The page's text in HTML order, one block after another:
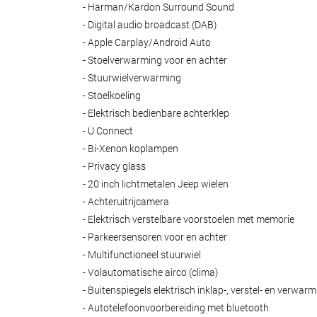
- Harman/Kardon Surround Sound
- Digital audio broadcast (DAB)
- Apple Carplay/Android Auto
- Stoelverwarming voor en achter
- Stuurwielverwarming
- Stoelkoeling
- Elektrisch bedienbare achterklep
- U Connect
- Bi-Xenon koplampen
- Privacy glass
- 20 inch lichtmetalen Jeep wielen
- Achteruitrijcamera
- Elektrisch verstelbare voorstoelen met memorie
- Parkeersensoren voor en achter
- Multifunctioneel stuurwiel
- Volautomatische airco (clima)
- Buitenspiegels elektrisch inklap-, verstel- en
- Autotelefoonvoorbereiding met bluetooth